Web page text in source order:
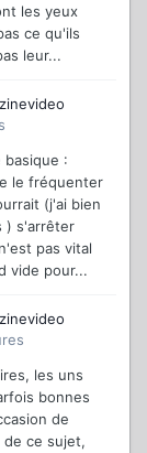
les yeux
ce qu'ils
leur...
basique :
le fréquenter
(j'ai bien
) s'arrêter
pas vital
vide pour...
les uns
bonnes
de
de ce sujet,